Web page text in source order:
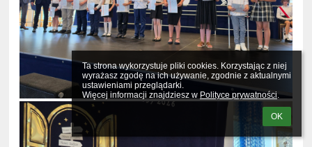
Ta strona wykorzystuje pliki cookies. Korzystając z niej
wyrażasz zgodę na ich używanie, zgodnie z aktualnymi
ustawieniami przeglądarki.
Więcej informacji znajdziesz w Polityce prywatności.
OK